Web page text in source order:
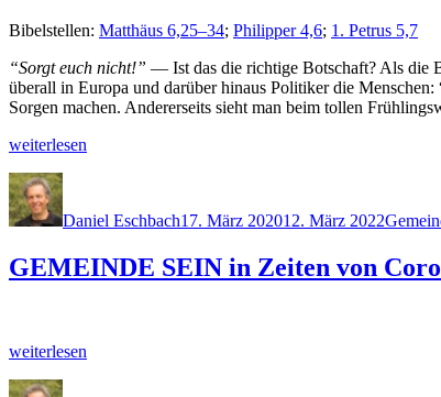
Bibel­stellen: Matthäus 6,25–34; Philip­per 4,6; 1. Petrus 5,7
“Sorgt euch nicht!” — Ist das die richtige Botschaft? Als die
über­all in Europa und darüber hin­aus Poli­tik­er die
Sor­gen machen. An­dererseits sieht man beim tollen
„Sorgt
nicht!
Seht
die
an …!“
weit­er­lesen
Autor
Daniel Eschbach17. März 202012. März 2022
GEMEINDE SEIN in Zeiten von
„GEMEINDE
in
weit­er­lesen
Autor